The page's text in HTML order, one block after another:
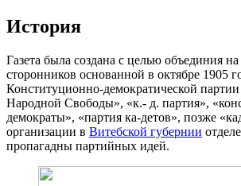
История
Газета была создана с целью объединия
сторонников основанной в октябре 1905
Конституционно-демократической
Народной Свободы», «к.- д. партия»,
демократы», «партия ка-детов», позже
организации в Витебской губернии
пропагадны партийных идей.